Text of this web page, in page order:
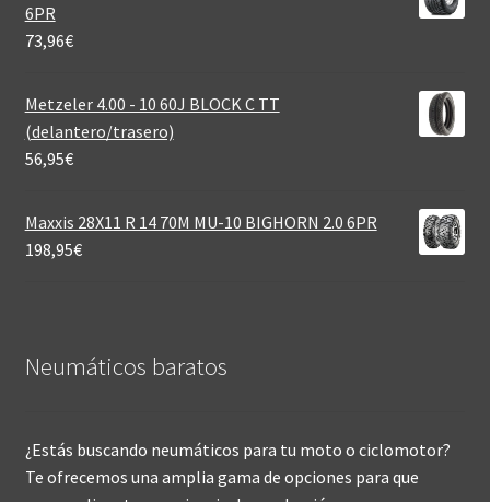
6PR
73,96€
Metzeler 4.00 - 10 60J BLOCK C TT
(delantero/trasero)
56,95€
Maxxis 28X11 R 14 70M MU-10 BIGHORN 2.0 6PR
198,95€
Neumáticos baratos
¿Estás buscando neumáticos para tu moto o ciclomotor?
Te ofrecemos una amplia gama de opciones para que